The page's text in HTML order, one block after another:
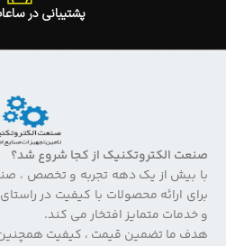
پشتیبانی در
صنعت الکتروتکنیک از کجا شروع شد؟
با بیش از یک دهه تجربه و تخصص ،
برای ارائه محصولات با کیفیت در
و خدمات متمایز افتخار می کند.
هدف ما تضمین قیمت ، کیفیت همچنین